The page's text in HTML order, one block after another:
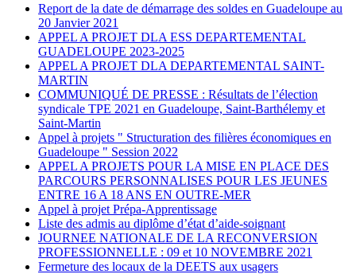
Report de la date de démarrage des soldes en Guadeloupe au
20 Janvier 2021
APPEL A PROJET DLA ESS DEPARTEMENTAL
GUADELOUPE 2023-2025
APPEL A PROJET DLA DEPARTEMENTAL SAINT-
MARTIN
COMMUNIQUÉ DE PRESSE : Résultats de l’élection
syndicale TPE 2021 en Guadeloupe, Saint-Barthélemy et
Saint-Martin
Appel à projets " Structuration des filières économiques en
Guadeloupe " Session 2022
APPEL A PROJETS POUR LA MISE EN PLACE DES
PARCOURS PERSONNALISES POUR LES JEUNES
ENTRE 16 A 18 ANS EN OUTRE-MER
Appel à projet Prépa-Apprentissage
Liste des admis au diplôme d’état d’aide-soignant
JOURNEE NATIONALE DE LA RECONVERSION
PROFESSIONNELLE : 09 et 10 NOVEMBRE 2021
Fermeture des locaux de la DEETS aux usagers